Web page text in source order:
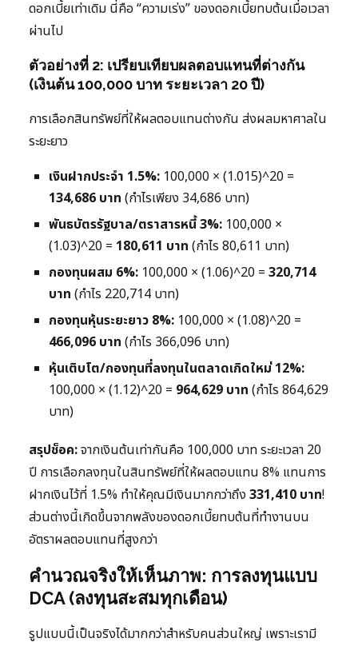
ดอกเบี้ยเท่าเดิม นี่คือ “ความเร่ง” ของดอกเบี้ยทบต้นเมื่อเวลา
ผ่านไป
ตัวอย่างที่ 2: เปรียบเทียบผลตอบแทนที่ต่างกัน
(เงินต้น 100,000 บาท ระยะเวลา 20 ปี)
การเลือกสินทรัพย์ที่ให้ผลตอบแทนต่างกัน ส่งผลมหาศาลใน
ระยะยาว
เงินฝากประจำ 1.5%: 100,000 × (1.015)^20 =
134,686 บาท (กำไรเพียง 34,686 บาท)
พันธบัตรรัฐบาล/ตราสารหนี้ 3%: 100,000 ×
(1.03)^20 = 180,611 บาท (กำไร 80,611 บาท)
กองทุนผสม 6%: 100,000 × (1.06)^20 = 320,714
บาท (กำไร 220,714 บาท)
กองทุนหุ้นระยะยาว 8%: 100,000 × (1.08)^20 =
466,096 บาท (กำไร 366,096 บาท)
หุ้นเติบโต/กองทุนที่ลงทุนในตลาดเกิดใหม่ 12%:
100,000 × (1.12)^20 = 964,629 บาท (กำไร 864,629
บาท)
สรุปช็อค:จากเงินต้นเท่ากันคือ 100,000 บาท ระยะเวลา 20
ปี การเลือกลงทุนในสินทรัพย์ที่ให้ผลตอบแทน 8% แทนการ
ฝากเงินไว้ที่ 1.5% ทำให้คุณมีเงินมากกว่าถึง 331,410 บาท!
ส่วนต่างนี้เกิดขึ้นจากพลังของดอกเบี้ยทบต้นที่ทำงานบน
อัตราผลตอบแทนที่สูงกว่า
คำนวณจริงให้เห็นภาพ: การลงทุนแบบ
DCA (ลงทุนสะสมทุกเดือน)
รูปแบบนี้เป็นจริงได้มากกว่าสำหรับคนส่วนใหญ่ เพราะเรามี